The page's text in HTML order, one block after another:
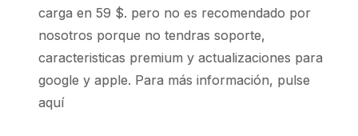
carga en 59 $. pero no es recomendado por
nosotros porque no tendras soporte,
caracteristicas premium y actualizaciones para
google y apple. Para más información, pulse
aquí